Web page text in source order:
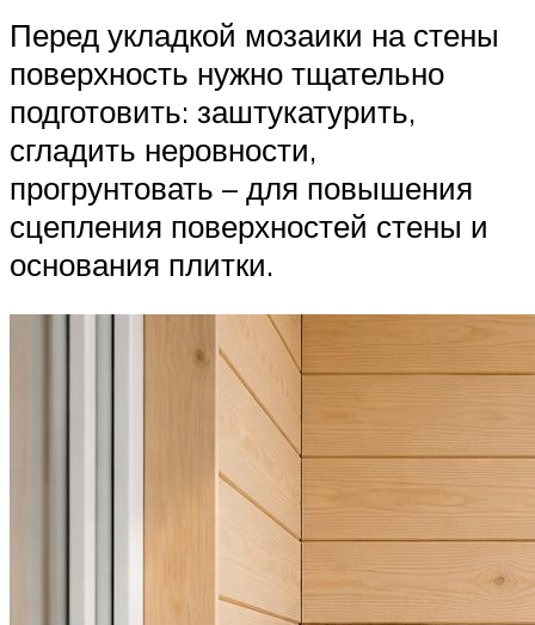
Перед укладкой мозаики на стены
поверхность нужно тщательно
подготовить: заштукатурить,
сгладить неровности,
прогрунтовать – для повышения
сцепления поверхностей стены и
основания плитки.